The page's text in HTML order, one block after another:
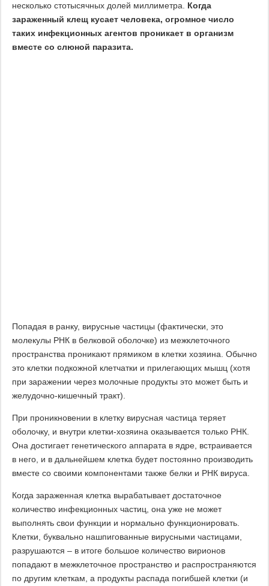
несколько стотысячных долей миллиметра. Когда
зараженный клещ кусает человека, огромное число
таких инфекционных агентов проникает в организм
вместе со слюной паразита.
Попадая в ранку, вирусные частицы (фактически, это
молекулы РНК в белковой оболочке) из межклеточного
пространства проникают прямиком в клетки хозяина. Обычно
это клетки подкожной клетчатки и прилегающих мышц (хотя
при заражении через молочные продукты это может быть и
желудочно-кишечный тракт).
При проникновении в клетку вирусная частица теряет
оболочку, и внутри клетки-хозяина оказывается только РНК.
Она достигает генетического аппарата в ядре, встраивается
в него, и в дальнейшем клетка будет постоянно производить
вместе со своими компонентами также белки и РНК вируса.
Когда зараженная клетка вырабатывает достаточное
количество инфекционных частиц, она уже не может
выполнять свои функции и нормально функционировать.
Клетки, буквально нашпигованные вирусными частицами,
разрушаются – в итоге большое количество вирионов
попадают в межклеточное пространство и распространяются
по другим клеткам, а продукты распада погибшей клетки (и